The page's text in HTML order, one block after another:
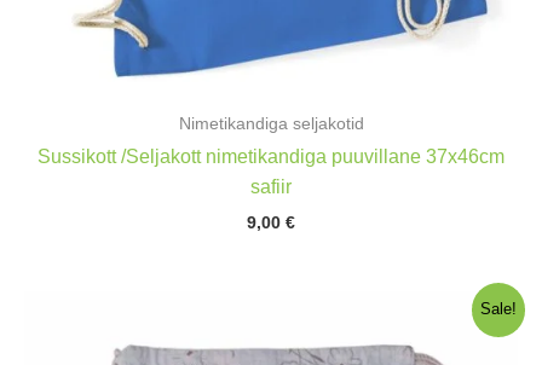
Nimetikandiga seljakotid
Sussikott /Seljakott nimetikandiga puuvillane 37x46cm
safiir
9,00 €
Sale!